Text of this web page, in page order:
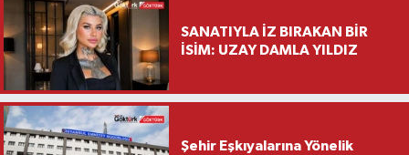
SANATIYLA İZ BIRAKAN BİR
İSİM: UZAY DAMLA YILDIZ
Şehir Eşkıyalarına Yönelik